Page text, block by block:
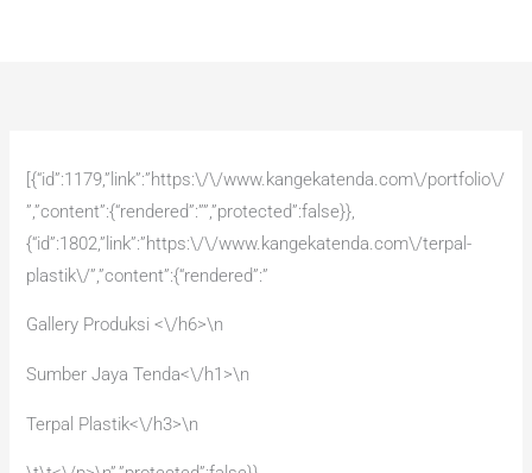
[{“id”:1179,”link”:”https:\/\/www.kangekatenda.com\/portfolio\/
”,”content”:{“rendered”:””,”protected”:false}},
{“id”:1802,”link”:”https:\/\/www.kangekatenda.com\/terpal-
plastik\/”,”content”:{“rendered”:”
Gallery Produksi <\/h6>\n
Sumber Jaya Tenda<\/h1>\n
Terpal Plastik<\/h3>\n